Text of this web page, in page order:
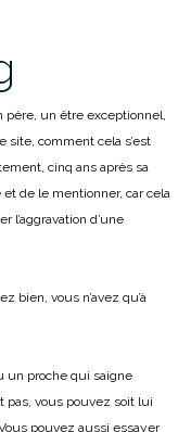
père, un être exceptionnel,
site, comment cela s’est
cinq ans après sa
et de le mentionner, car cela
l’aggravation d’une
bien, vous n’avez qu’à
un proche qui saigne
pas, vous pouvez soit lui
pouvez aussi essayer